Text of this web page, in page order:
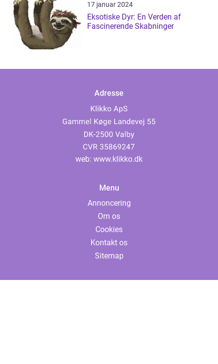
17 januar 2024
Eksotiske Dyr: En Verden af
Fascinerende Skabninger
Adresse
web: www.klikko.dk
Menu
Annoncering
Om os
Cookies
Kontakt os
Sitemap